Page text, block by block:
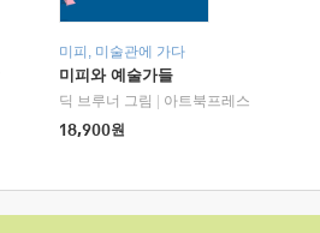
미피, 미술관에 가다
미피와 예술가들
딕 브루너 그림
아트북프레스
18,900원